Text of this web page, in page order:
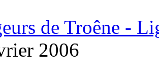
de Troêne -
2006